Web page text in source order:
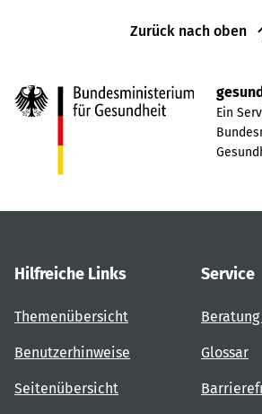
Zurück nach oben
Ein
Hilfreiche Links
Themenübersicht
Benutzerhinweise
Seitenübersicht
Service
Glossar